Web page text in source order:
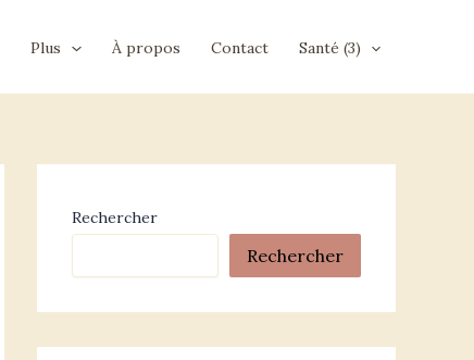
Plus À propos Contact Santé (3)
Rechercher
Rechercher